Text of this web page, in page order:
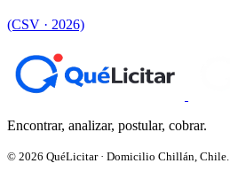
(CSV · 2026)
Encontrar, analizar, postular, cobrar.
© 2026 QuéLicitar · Domicilio Chillán, Chile.